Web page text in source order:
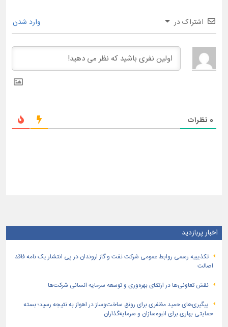
اشتراک در وارد شدن
0 نظرات
اخبار پربازدید
تكذیبیه رسمی روابط عمومی شركت نفت و گاز اروندان در پی انتشار یک نامه فاقد
اصالت
نقش تعاونی‌ها در ارتقای بهره‌وری و توسعه سرمایه انسانی شرکت‌ها
پیگیری‌های حمید مظفری برای رونق ساخت‌وساز در اهواز به نتیجه رسید؛ بسته
حمایتی بهاری برای انبوه‌سازان و سرمایه‌گذاران